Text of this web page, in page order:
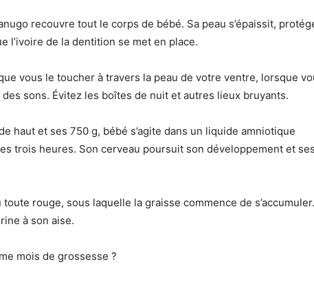
recouvre tout le corps de bébé. Sa peau s’épaissit,
l’ivoire de la dentition se met en place.
vous le toucher à travers la peau de votre ventre, lorsque
sons. Évitez les boîtes de nuit et autres lieux bruyants.
haut et ses 750 g, bébé s’agite dans un liquide amniotique
trois heures. Son cerveau poursuit son développement et ses
rouge, sous laquelle la graisse commence de s’accumuler.
à son aise.
mois de grossesse ?